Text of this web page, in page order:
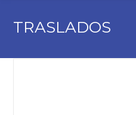
TRASLADOS